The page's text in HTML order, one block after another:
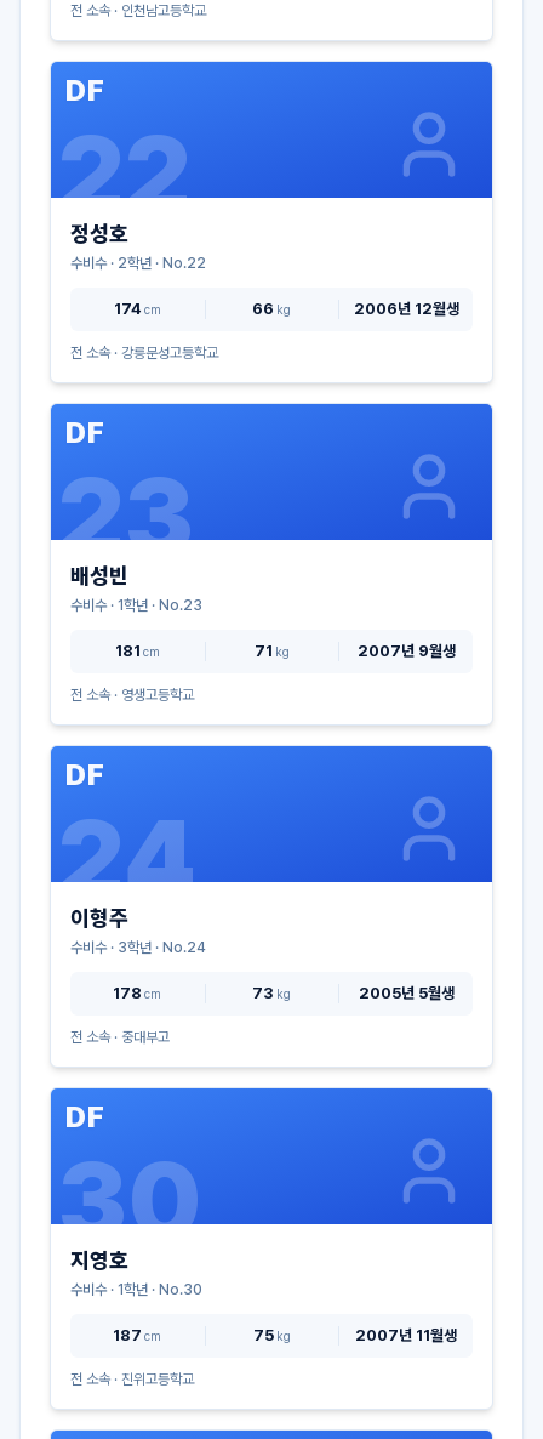
전 소속 · 인천남고등학교
DF
22
정성호
수비수· 2학년 · No.22
174 cm 66 kg 2006년 12월생
전 소속 · 강릉문성고등학교
DF
23
배성빈
수비수· 1학년 · No.23
181 cm 71 kg 2007년 9월생
전 소속 · 영생고등학교
DF
24
이형주
수비수· 3학년 · No.24
178 cm 73 kg 2005년 5월생
전 소속 · 중대부고
DF
30
지영호
수비수· 1학년 · No.30
187 cm 75 kg 2007년 11월생
전 소속 · 진위고등학교